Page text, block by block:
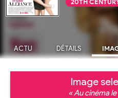
20TH
ACTU DÉTAILS
Image
« Au cinéma